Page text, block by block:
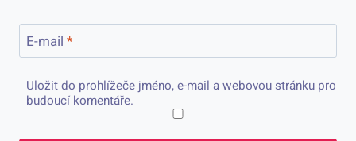
E-mail *
Uložit do prohlížeče jméno, e-mail a webovou stránku pro
budoucí komentáře.